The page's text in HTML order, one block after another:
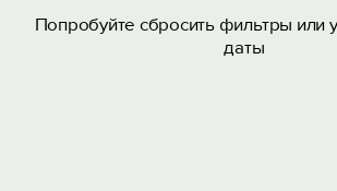
Попробуйте сбросить фильтры или
даты